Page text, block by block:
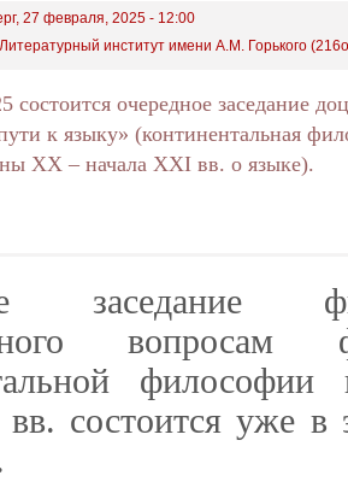
27 февраля, 2025 - 12:00
Литературный институт имени А.М. Горького
состоится очередное заседание
к языку» (континентальная
XX – начала XXI вв. о языке).
заседание
вв. состоится уже в